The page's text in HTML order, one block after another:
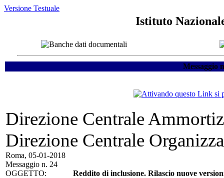
Versione Testuale
Istituto
Messaggio
Direzione Centrale
Direzione Centrale
Roma, 05-01-2018
Messaggio n. 24
OGGETTO:
Reddito di inclusione. Rilascio nuove